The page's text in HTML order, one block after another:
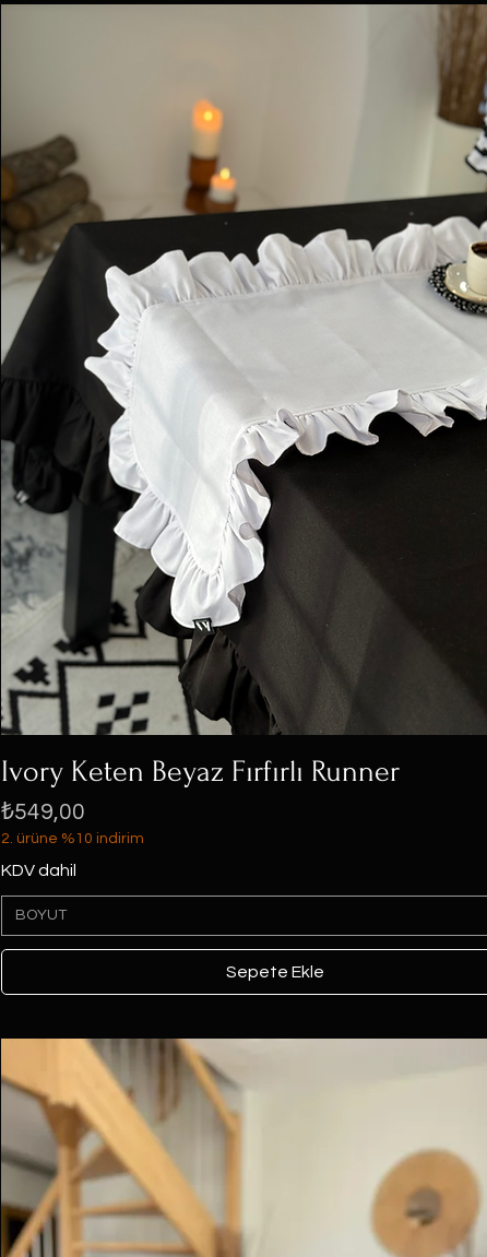
Ivory Keten Beyaz Fırfırlı Runner
Fiyat
₺549,00
2. ürüne %10 indirim
KDV dahil
BOYUT
Sepete Ekle